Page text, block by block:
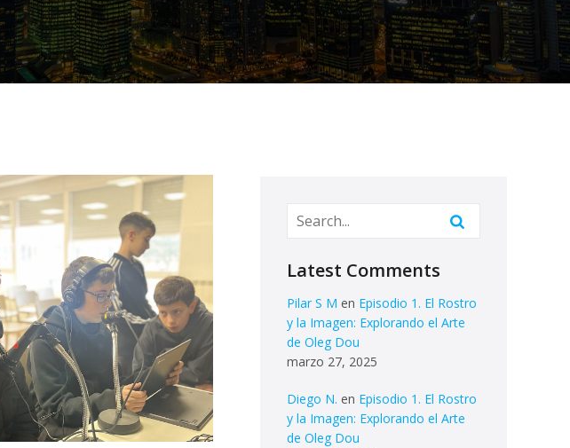
Latest Comments
Pilar S M en Episodio 1. El Rostro
y la Imagen: Explorando el Arte
de Oleg Dou
marzo 27, 2025
Diego N. en Episodio 1. El Rostro
y la Imagen: Explorando el Arte
de Oleg Dou